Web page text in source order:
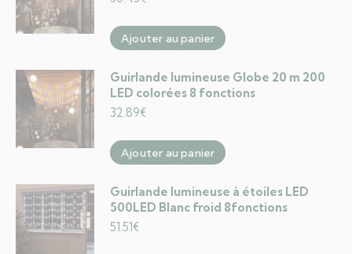
Ajouter au panier
Guirlande lumineuse Globe 20 m 200
LED colorées 8 fonctions
32.89€
Ajouter au panier
Guirlande lumineuse à étoiles LED
500LED Blanc froid 8fonctions
51.51€